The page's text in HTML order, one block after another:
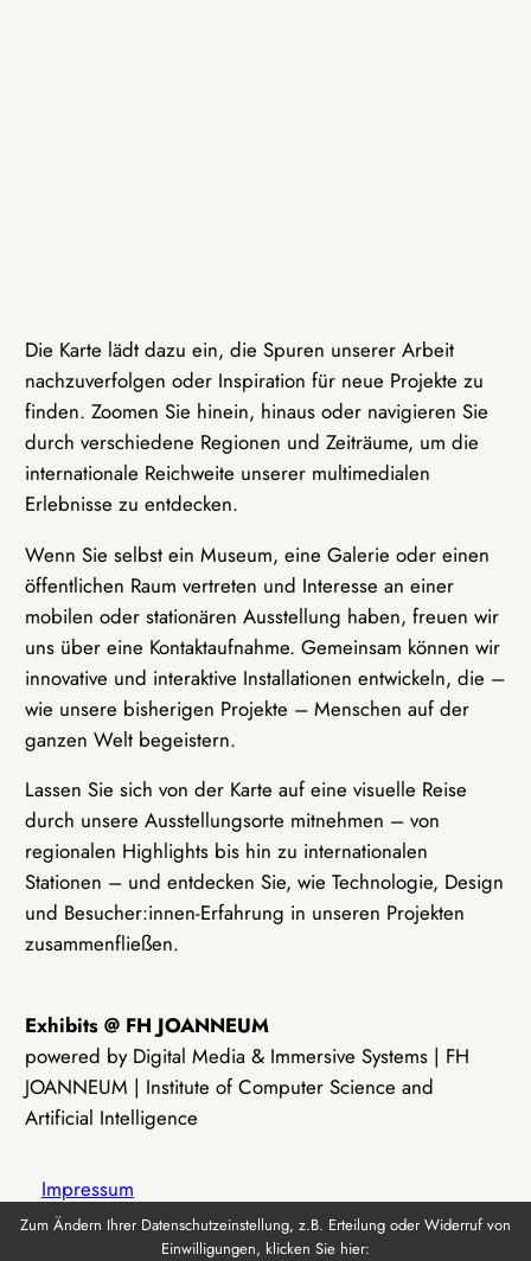
Die Karte lädt dazu ein, die Spuren unserer Arbeit
nachzuverfolgen oder Inspiration für neue Projekte zu
finden. Zoomen Sie hinein, hinaus oder navigieren Sie
durch verschiedene Regionen und Zeiträume, um die
internationale Reichweite unserer multimedialen
Erlebnisse zu entdecken.
Wenn Sie selbst ein Museum, eine Galerie oder einen
öffentlichen Raum vertreten und Interesse an einer
mobilen oder stationären Ausstellung haben, freuen wir
uns über eine Kontaktaufnahme. Gemeinsam können wir
innovative und interaktive Installationen entwickeln, die –
wie unsere bisherigen Projekte – Menschen auf der
ganzen Welt begeistern.
Lassen Sie sich von der Karte auf eine visuelle Reise
durch unsere Ausstellungsorte mitnehmen – von
regionalen Highlights bis hin zu internationalen
Stationen – und entdecken Sie, wie Technologie, Design
und Besucher:innen-Erfahrung in unseren Projekten
zusammenfließen.
Exhibits @ FH JOANNEUM
powered by Digital Media & Immersive Systems | FH
JOANNEUM | Institute of Computer Science and
Artificial Intelligence
Impressum
Zum Ändern Ihrer Datenschutzeinstellung, z.B. Erteilung oder Widerruf von
Einwilligungen, klicken Sie hier: